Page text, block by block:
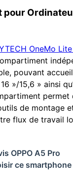
pour
OneMo
pouvant
»/15,6 » ainsi
permet
de montage
flux de travail
OPPO A5 Pro
ce smartphone